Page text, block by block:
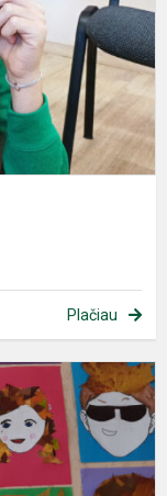
Plačiau